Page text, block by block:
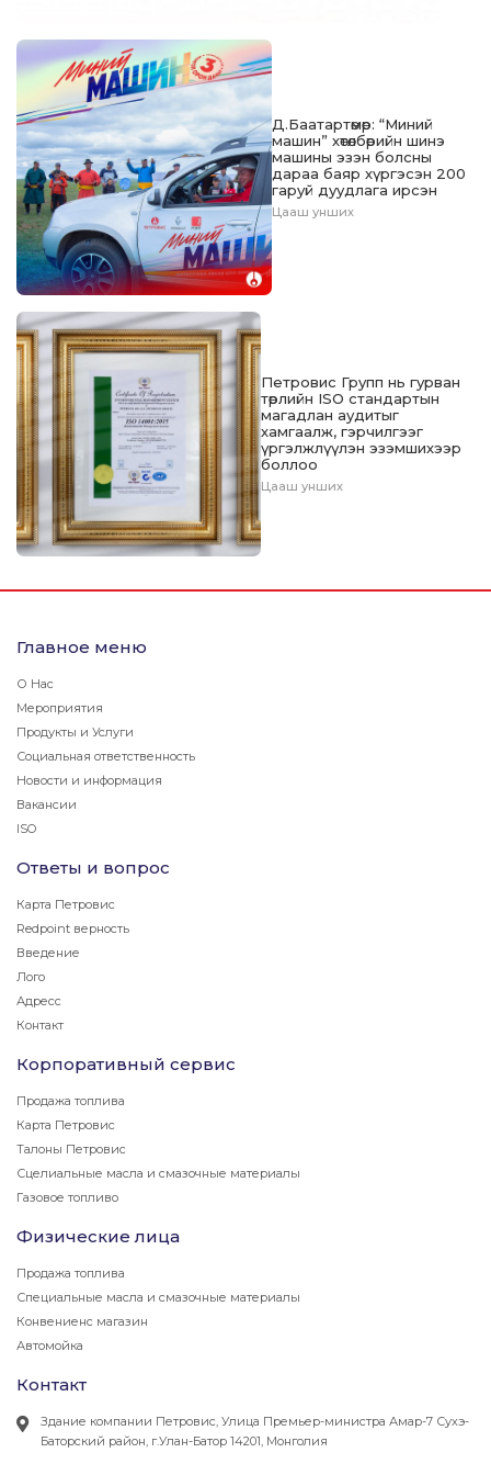
Д.Баатартөмөр: “Миний
машин” хөтөлбөрийн шинэ
машины эзэн болсны
дараа баяр хүргэсэн 200
гаруй дуудлага ирсэн
Цааш унших
Петровис Групп нь гурван
төрлийн ISO стандартын
магадлан аудитыг
хамгаалж, гэрчилгээг
үргэлжлүүлэн эзэмшихээр
боллоо
Цааш унших
Главное меню
О Нас
Мероприятия
Продукты и Услуги
Социальная ответственность
Новости и информация
Вакансии
ISO
Ответы и вопрос
Карта Петровис
Redpoint верность
Введение
Лого
Адресс
Контакт
Корпоративный сервис
Продажа топлива
Карта Петровис
Талоны Петровис
Сцелиальные масла и смазочные материалы
Газовое топливо
Физические лица
Продажа топлива
Специальные масла и смазочные материалы
Конвениенс магазин
Автомойка
Контакт
Здание компании Петровис, Улица Премьер-министра Амар-7 Сухэ-
Баторский район, г.Улан-Батор 14201, Монголия